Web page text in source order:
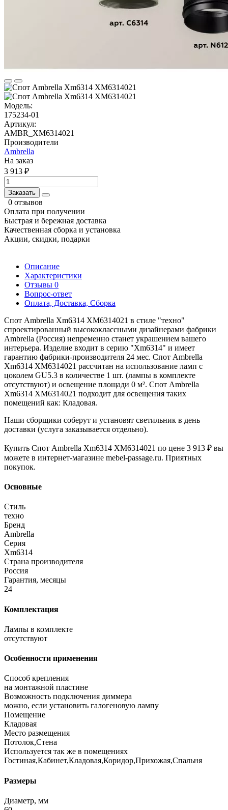
Модель:
175234-01
Артикул:
AMBR_XM6314021
Производители
Ambrella
На заказ
3 913 ₽
Заказать
0 отзывов
Оплата при получении
Быстрая и бережная доставка
Качественная сборка и установка
Акции, скидки, подарки
Описание
Характеристики
Отзывы 0
Вопрос-ответ
Оплата, Доставка, Сборка
Спот Ambrella Xm6314 XM6314021 в стиле "техно"
спроектированный высококлассными дизайнерами фабрики
Ambrella (Россия) непременно станет украшением вашего
интерьера. Изделие входит в серию "Xm6314" и имеет
гарантию фабрики-производителя 24 мес. Спот Ambrella
Xm6314 XM6314021 рассчитан на использование ламп с
цоколем GU5.3 в количестве 1 шт. (лампы в комплекте
отсутствуют) и освещение площади 0 м². Спот Ambrella
Xm6314 XM6314021 подходит для освещения таких
помещений как: Кладовая.
Наши сборщики соберут и установят светильник в день
доставки (услуга заказывается отдельно).
Купить Спот Ambrella Xm6314 XM6314021 по цене 3 913 ₽ вы
можете в интернет-магазине mebel-passage.ru. Приятных
покупок.
Основные
Стиль
техно
Бренд
Ambrella
Серия
Xm6314
Страна производителя
Россия
Гарантия, месяцы
24
Комплектация
Лампы в комплекте
отсутствуют
Особенности применения
Способ крепления
на монтажной пластине
Возможность подключения диммера
можно, если установить галогеновую лампу
Помещение
Кладовая
Место размещения
Потолок,Стена
Используется так же в помещениях
Гостиная,Кабинет,Кладовая,Коридор,Прихожая,Спальня
Размеры
Диаметр, мм